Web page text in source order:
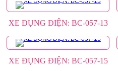
XE ĐỤNG ĐIỆN: BC-057-13
XE ĐỤNG ĐIỆN: BC-057-15